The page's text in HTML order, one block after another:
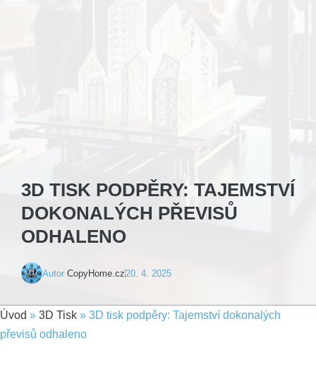
3D TISK PODPĚRY: TAJEMSTVÍ
DOKONALÝCH PŘEVISŮ
ODHALENO
Autor CopyHome.cz 20. 4. 2025
Úvod » 3D Tisk » 3D tisk podpěry: Tajemství dokonalých
převisů odhaleno